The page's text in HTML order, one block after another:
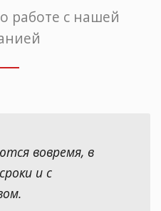
работе с нашей
вовремя, в
и с